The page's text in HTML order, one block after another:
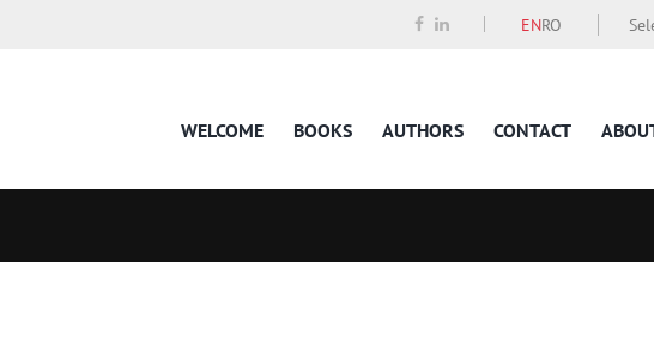
ENRO
WELCOME BOOKS AUTHORS CONTACT